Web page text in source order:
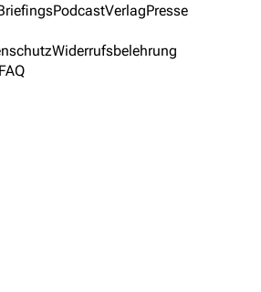
PodcastVerlagPresse
Widerrufsbelehrung